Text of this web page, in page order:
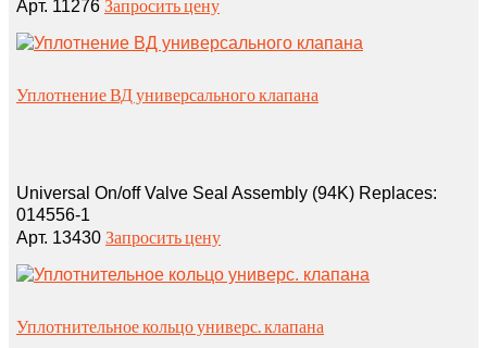
Арт. 11276 Запросить цену
Уплотнение ВД универсального клапана
Universal On/off Valve Seal Assembly (94K) Replaces:
014556‑1
Арт. 13430 Запросить цену
Уплотнительное кольцо универс. клапана